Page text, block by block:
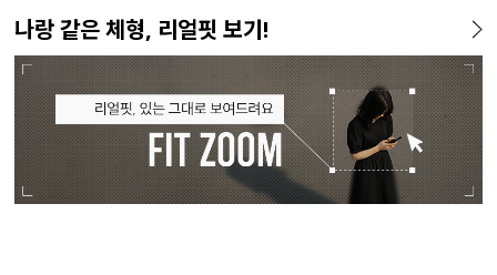
나랑 같은 체형, 리얼핏 보기!